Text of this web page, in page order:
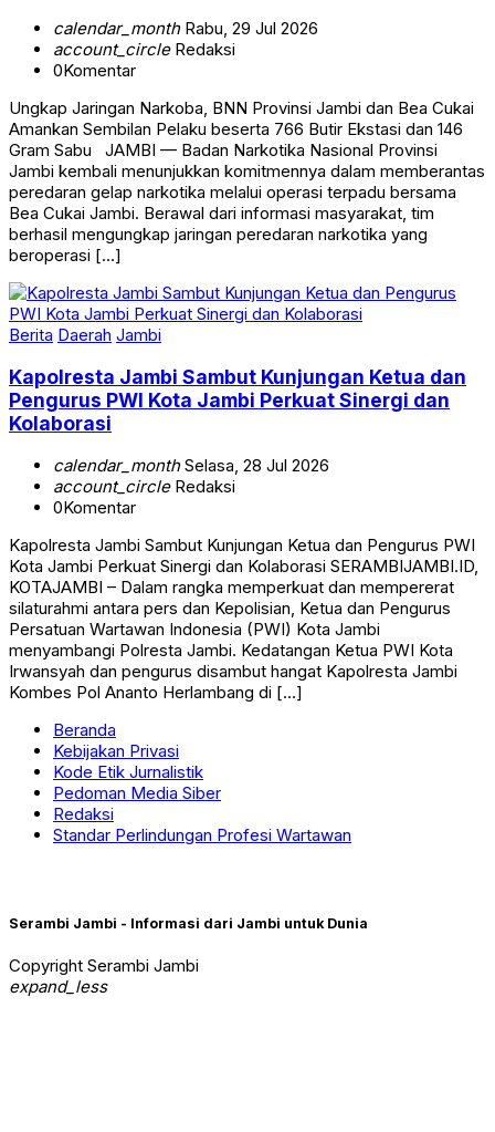
calendar_monthRabu, 29 Jul 2026
account_circleRedaksi
0Komentar
Ungkap Jaringan Narkoba, BNN Provinsi Jambi dan Bea Cukai
Amankan Sembilan Pelaku beserta 766 Butir Ekstasi dan 146
Gram Sabu JAMBI — Badan Narkotika Nasional Provinsi
Jambi kembali menunjukkan komitmennya dalam memberantas
peredaran gelap narkotika melalui operasi terpadu bersama
Bea Cukai Jambi. Berawal dari informasi masyarakat, tim
berhasil mengungkap jaringan peredaran narkotika yang
beroperasi […]
Berita Daerah Jambi
Kapolresta Jambi Sambut Kunjungan Ketua dan
Pengurus PWI Kota Jambi Perkuat Sinergi dan
Kolaborasi
calendar_monthSelasa, 28 Jul 2026
account_circleRedaksi
0Komentar
Kapolresta Jambi Sambut Kunjungan Ketua dan Pengurus PWI
Kota Jambi Perkuat Sinergi dan Kolaborasi SERAMBIJAMBI.ID,
KOTAJAMBI – Dalam rangka memperkuat dan mempererat
silaturahmi antara pers dan Kepolisian, Ketua dan Pengurus
Persatuan Wartawan Indonesia (PWI) Kota Jambi
menyambangi Polresta Jambi. Kedatangan Ketua PWI Kota
Irwansyah dan pengurus disambut hangat Kapolresta Jambi
Kombes Pol Ananto Herlambang di […]
Beranda
Kebijakan Privasi
Kode Etik Jurnalistik
Pedoman Media Siber
Redaksi
Standar Perlindungan Profesi Wartawan
Serambi Jambi - Informasi dari Jambi untuk Dunia
Copyright Serambi Jambi
expand_less